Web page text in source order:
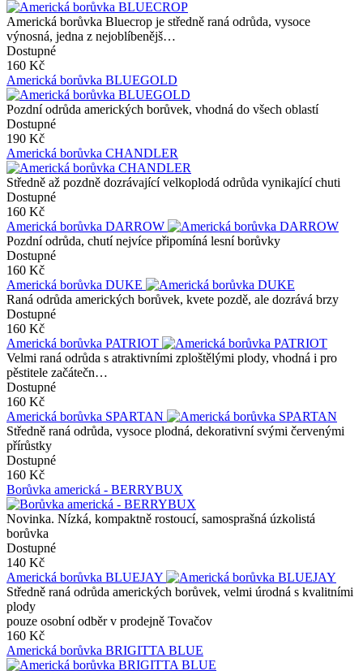
Americká borůvka Bluecrop je středně raná odrůda, vysoce
výnosná, jedna z nejoblíbenějš…
Dostupné
160 Kč
Americká borůvka BLUEGOLD
Pozdní odrůda amerických borůvek, vhodná do všech oblastí
Dostupné
190 Kč
Americká borůvka CHANDLER
Středně až pozdně dozrávající velkoplodá odrůda vynikající chuti
Dostupné
160 Kč
Americká borůvka DARROW
Pozdní odrůda, chutí nejvíce připomíná lesní borůvky
Dostupné
160 Kč
Americká borůvka DUKE
Raná odrůda amerických borůvek, kvete pozdě, ale dozrává brzy
Dostupné
160 Kč
Americká borůvka PATRIOT
Velmi raná odrůda s atraktivními zploštělými plody, vhodná i pro
pěstitele začátečn…
Dostupné
160 Kč
Americká borůvka SPARTAN
Středně raná odrůda, vysoce plodná, dekorativní svými červenými
přírůstky
Dostupné
160 Kč
Borůvka americká - BERRYBUX
Novinka. Nízká, kompaktně rostoucí, samosprašná úzkolistá
borůvka
Dostupné
140 Kč
Americká borůvka BLUEJAY
Středně raná odrůda amerických borůvek, velmi úrodná s kvalitními
plody
pouze osobní odběr v prodejně Tovačov
160 Kč
Americká borůvka BRIGITTA BLUE